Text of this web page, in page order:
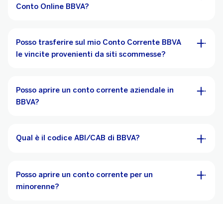
Conto Online BBVA?
Posso trasferire sul mio Conto Corrente BBVA
le vincite provenienti da siti scommesse?
Posso aprire un conto corrente aziendale in
BBVA?
Qual è il codice ABI/CAB di BBVA?
Posso aprire un conto corrente per un
minorenne?